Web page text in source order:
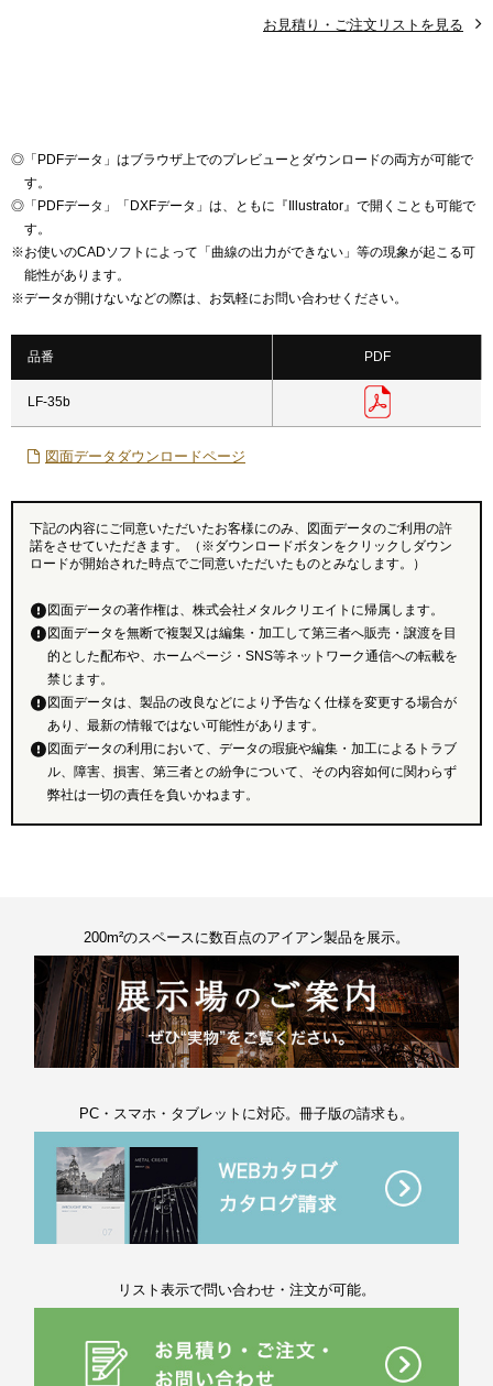
お見積り・ご注文リストを見る
◎ 「PDFデータ」はブラウザ上でのプレビューとダウンロードの両方が可能で
す。
◎ 「PDFデータ」「DXFデータ」は、ともに『Illustrator』で開くことも可能で
す。
※お使いのCADソフトによって「曲線の出力ができない」等の現象が起こる可
能性があります。
※データが開けないなどの際は、お気軽にお問い合わせください。
品番 PDF
LF-35b
図面データダウンロードページ
下記の内容にご同意いただいたお客様にのみ、図面データのご利用の許
諾をさせていただきます。（※ダウンロードボタンをクリックしダウン
ロードが開始された時点でご同意いただいたものとみなします。）
図面データの著作権は、株式会社メタルクリエイトに帰属します。
図面データを無断で複製又は編集・加工して第三者へ販売・譲渡を目
的とした配布や、ホームページ・SNS等ネットワーク通信への転載を
禁じます。
図面データは、製品の改良などにより予告なく仕様を変更する場合が
あり、最新の情報ではない可能性があります。
図面データの利用において、データの瑕疵や編集・加工によるトラブ
ル、障害、損害、第三者との紛争について、その内容如何に関わらず
弊社は一切の責任を負いかねます。
200m²のスペースに数百点のアイアン製品を展示。
PC・スマホ・タブレットに対応。冊子版の請求も。
リスト表示で問い合わせ・注文が可能。